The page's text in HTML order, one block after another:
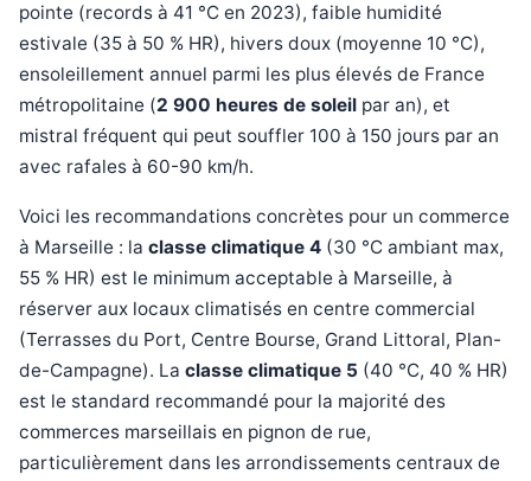
pointe (records à 41 °C en 2023), faible humidité
estivale (35 à 50 % HR), hivers doux (moyenne 10 °C),
ensoleillement annuel parmi les plus élevés de France
métropolitaine (2 900 heures de soleil par an), et
mistral fréquent qui peut souffler 100 à 150 jours par an
avec rafales à 60-90 km/h.
Voici les recommandations concrètes pour un commerce
à Marseille : la classe climatique 4 (30 °C ambiant max,
55 % HR) est le minimum acceptable à Marseille, à
réserver aux locaux climatisés en centre commercial
(Terrasses du Port, Centre Bourse, Grand Littoral, Plan-
de-Campagne). La classe climatique 5 (40 °C, 40 % HR)
est le standard recommandé pour la majorité des
commerces marseillais en pignon de rue,
particulièrement dans les arrondissements centraux de